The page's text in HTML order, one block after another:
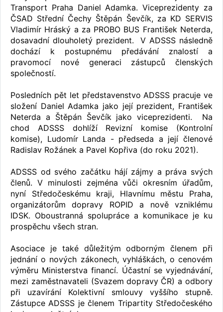
Transport Praha Daniel Adamka. Viceprezidenty za
ČSAD Střední Čechy Štěpán Ševčík, za KD SERVIS
Vladimír Hráský a za PROBO BUS František Neterda,
dosavadní dlouholetý prezident. V ADSSS následně
dochází k postupnému předávání znalostí a
pravomocí nové generaci zástupců členských
společností.
Posledních pět let představenstvo ADSSS pracuje ve
složení Daniel Adamka jako její prezident, František
Neterda a Štěpán Ševčík jako viceprezidenti. Na
chod ADSSS dohlíží Revizní komise (Kontrolní
komise), Ludomír Landa - předseda a její členové
Radislav Rožánek a Pavel Kopřiva (do roku 2021).
ADSSS od svého začátku hájí zájmy a práva svých
členů. V minulosti zejména vůči okresním úřadům,
nyní Středočeskému kraji, Hlavnímu městu Praha,
organizátorům dopravy ROPID a nově vzniklému
IDSK. Oboustranná spolupráce a komunikace je ku
prospěchu všech stran.
Asociace je také důležitým odborným členem při
jednání o nových zákonech, vyhláškách, o cenovém
výměru Ministerstva financí. Účastní se vyjednávání,
mezi zaměstnavateli (Svazem dopravy ČR) a odbory
při uzavírání Kolektivní smlouvy vyššího stupně.
Zástupce ADSSS je členem Tripartity Středočeského